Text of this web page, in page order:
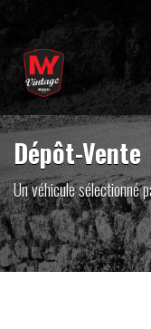
Dépôt-Vente
Un véhicule sélectionné